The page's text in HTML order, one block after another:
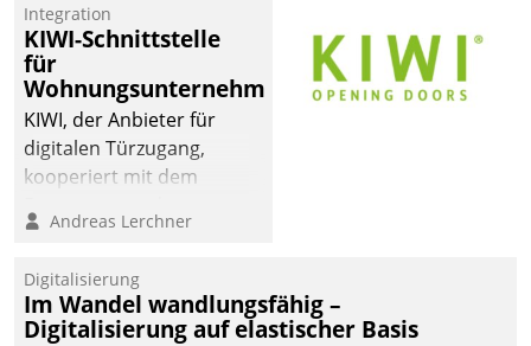
Integration
KIWI-Schnittstelle
für
Wohnungsunternehmen
KIWI, der Anbieter für
digitalen Türzugang,
kooperiert mit dem
Softwareentwicklungshaus
Andreas Lerchner
Digitalisierung
Im Wandel wandlungsfähig –
Digitalisierung auf elastischer Basis